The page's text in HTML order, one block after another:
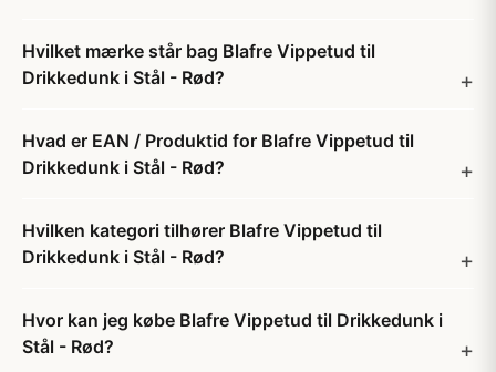
Hvilket mærke står bag Blafre Vippetud til
Drikkedunk i Stål - Rød?
Hvad er EAN / Produktid for Blafre Vippetud til
Drikkedunk i Stål - Rød?
Hvilken kategori tilhører Blafre Vippetud til
Drikkedunk i Stål - Rød?
Hvor kan jeg købe Blafre Vippetud til Drikkedunk i
Stål - Rød?